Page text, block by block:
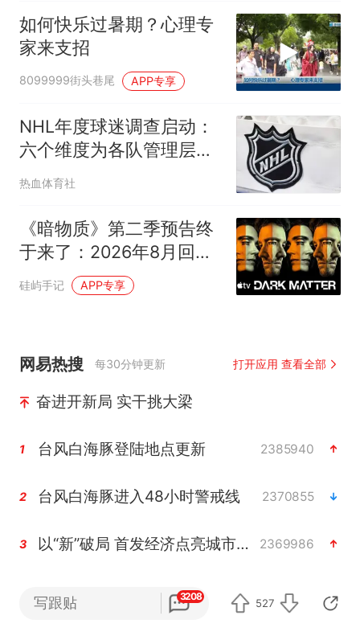
如何快乐过暑期？心理专
家来支招
8099999街头巷尾 APP专享
NHL年度球迷调查启动：
六个维度为各队管理层打
热血体育社
《暗物质》第二季预告终
于来了：2026年8月回
归，卷入更深、更失控的
硅屿手记 APP专享
网易热搜 每30分钟更新 打开应用 查看全部
奋进开新局 实干挑大梁
1 台风白海豚登陆地点更新 2385940
2 台风白海豚进入48小时警戒线 2370855
3 以“新”破局 首发经济点亮城市消费活力 2369986
中方回应是否在太平洋海底开采稀土 2225843
写跟贴 3208
527